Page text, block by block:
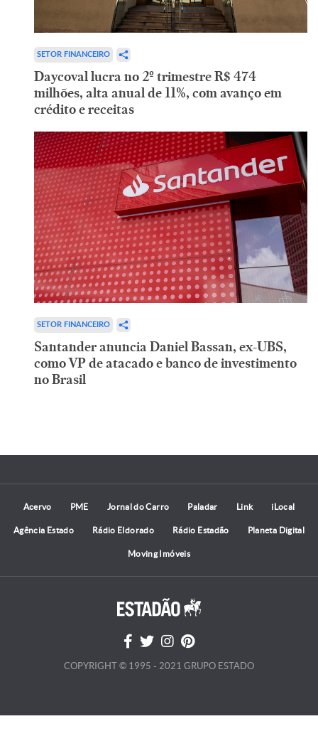
SETOR FINANCEIRO
Daycoval lucra no 2º trimestre R$ 474
milhões, alta anual de 11%, com avanço em
crédito e receitas
SETOR FINANCEIRO
Santander anuncia Daniel Bassan, ex-UBS,
como VP de atacado e banco de investimento
no Brasil
Acervo PME Jornal do Carro Paladar Link iLocal
Agência Estado Rádio Eldorado Rádio Estadão Planeta Digital
Moving Imóveis
COPYRIGHT © 1995 - 2021 GRUPO ESTADO